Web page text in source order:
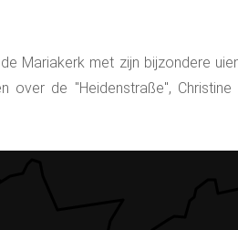
Mariakerk met zijn bijzondere
over de "Heidenstraße",